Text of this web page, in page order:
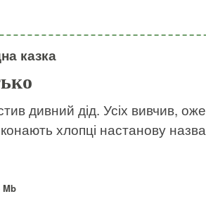
казка
дивний дід. Усіх вивчив,
хлопці настанову
Mb